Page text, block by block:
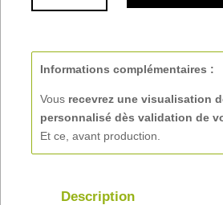
POT
LAIT
2,5Informations complémentaires :
Vous recevrez une visualisation
personnalisé dès validation de
Et ce, avant production.
Description